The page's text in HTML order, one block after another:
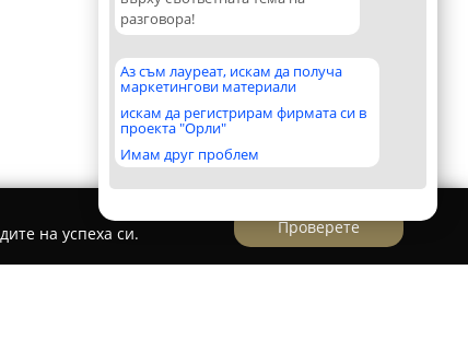
разговора!
Аз съм лауреат, искам да получа
маркетингови материали
искам да регистрирам фирмата си в
проекта "Орли"
Имам друг проблем
на успеха си.
Проверете